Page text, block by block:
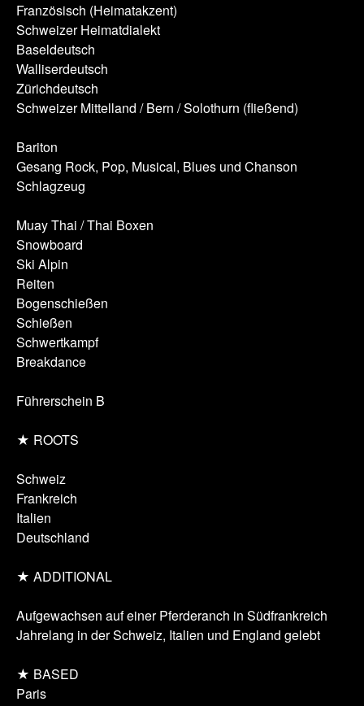
Französisch (Heimatakzent)
Schweizer Heimatdialekt
Baseldeutsch
Walliserdeutsch
Zürichdeutsch
Schweizer Mittelland / Bern / Solothurn (fließend)
Bariton
Gesang Rock, Pop, Musical, Blues und Chanson
Schlagzeug
Muay Thai / Thai Boxen
Snowboard
Ski Alpin
Reiten
Bogenschießen
Schießen
Schwertkampf
Breakdance
Führerschein B
★ ROOTS
Schweiz
Frankreich
Italien
Deutschland
★ ADDITIONAL
Aufgewachsen auf einer Pferderanch in Südfrankreich
Jahrelang in der Schweiz, Italien und England gelebt
★ BASED
Paris